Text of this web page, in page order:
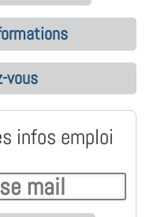
vous
infos emploi